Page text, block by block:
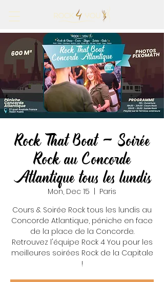
Rock That Boat - Soirée
Rock au Concorde
Atlantique tous les lundis
Mon, Dec 15
Paris
Cours & Soirée Rock tous les lundis au
Concorde Atlantique, péniche en face
de la place de la Concorde.
Retrouvez l'équipe Rock 4 You pour les
meilleures soirées Rock de la Capitale
!